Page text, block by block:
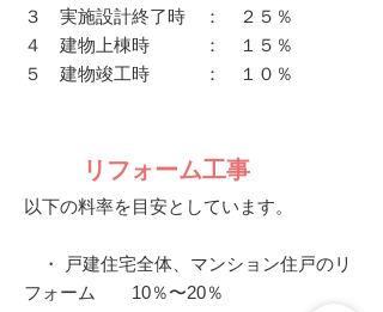
３ 実施設計終了時 ： ２５％
４ 建物上棟時 ： １５％
５ 建物竣工時 ： １０％
リフォーム工事
以下の料率を目安としています。
・ 戸建住宅全体、マンション住戸のリ
フォーム 10％〜20％